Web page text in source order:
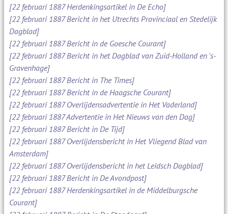
[22 februari 1887 Herdenkingsartikel in De Echo]
[22 februari 1887 Bericht in het Utrechts Provinciaal en Stedelijk
Dagblad]
[22 februari 1887 Bericht in de Goesche Courant]
[22 februari 1887 Bericht in het Dagblad van Zuid-Holland en 's-
Gravenhage]
[22 februari 1887 Bericht in The Times]
[22 februari 1887 Bericht in de Haagsche Courant]
[22 februari 1887 Overlijdensadvertentie in Het Vaderland]
[22 februari 1887 Advertentie in Het Nieuws van den Dag]
[22 februari 1887 Bericht in De Tijd]
[22 februari 1887 Overlijdensbericht in Het Vliegend Blad van
Amsterdam]
[22 februari 1887 Overlijdensbericht in het Leidsch Dagblad]
[22 februari 1887 Bericht in De Avondpost]
[22 februari 1887 Herdenkingsartikel in de Middelburgsche
Courant]